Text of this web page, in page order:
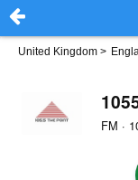
United Kingdom >
FM ·